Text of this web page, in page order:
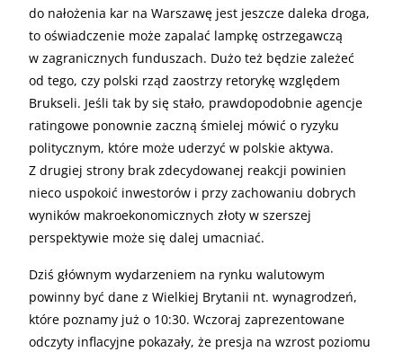
do nałożenia kar na Warszawę jest jeszcze daleka droga,
to oświadczenie może zapalać lampkę ostrzegawczą
w zagranicznych funduszach. Dużo też będzie zależeć
od tego, czy polski rząd zaostrzy retorykę względem
Brukseli. Jeśli tak by się stało, prawdopodobnie agencje
ratingowe ponownie zaczną śmielej mówić o ryzyku
politycznym, które może uderzyć w polskie aktywa.
Z drugiej strony brak zdecydowanej reakcji powinien
nieco uspokoić inwestorów i przy zachowaniu dobrych
wyników makroekonomicznych złoty w szerszej
perspektywie może się dalej umacniać.
Dziś głównym wydarzeniem na rynku walutowym
powinny być dane z Wielkiej Brytanii nt. wynagrodzeń,
które poznamy już o 10:30. Wczoraj zaprezentowane
odczyty inflacyjne pokazały, że presja na wzrost poziomu